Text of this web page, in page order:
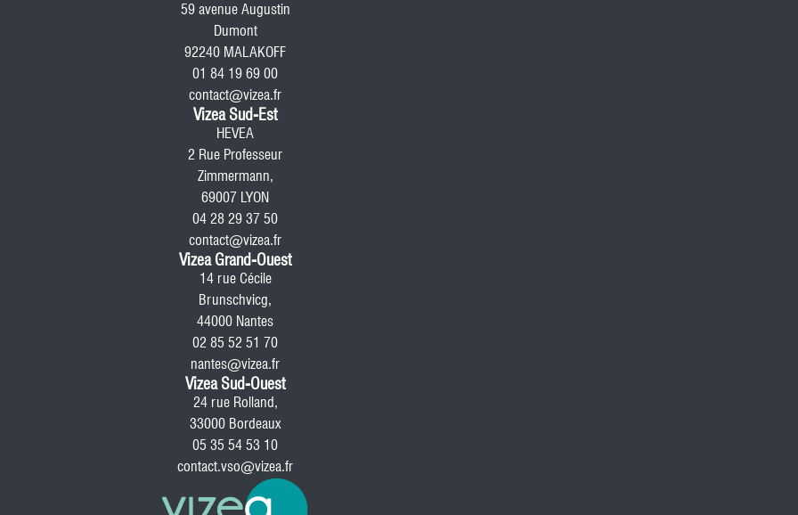
59 avenue Augustin
Dumont
92240 MALAKOFF
01 84 19 69 00
contact@vizea.fr
Vizea Sud-Est
HEVEA
2 Rue Professeur
Zimmermann,
69007 LYON
04 28 29 37 50
contact@vizea.fr
Vizea Grand-Ouest
14 rue Cécile
Brunschvicg,
44000 Nantes
02 85 52 51 70
nantes@vizea.fr
Vizea Sud-Ouest
24 rue Rolland,
33000 Bordeaux
05 35 54 53 10
contact.vso@vizea.fr